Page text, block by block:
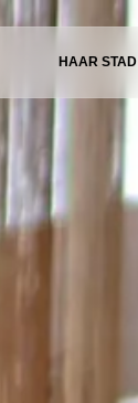
HAAR STAD